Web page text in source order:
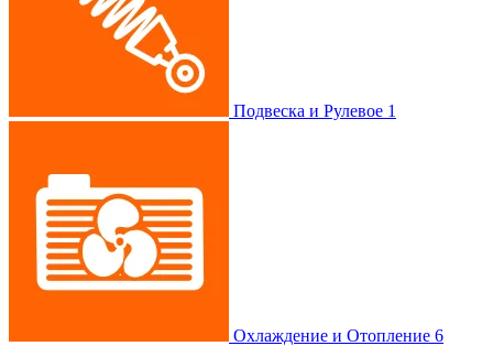
Подвеска и Рулевое 1
Охлаждение и Отопление 6